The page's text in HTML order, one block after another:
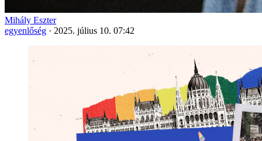
Mihály Eszter
egyenlőség · 2025. július 10. 07:42